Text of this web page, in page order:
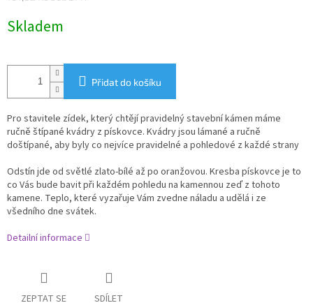
cena:
Skladem
Přidat do košíku
Pro stavitele zídek, který chtějí pravidelný stavební kámen máme
ručně štípané kvádry z pískovce. Kvádry jsou lámané a ručně
doštípané, aby byly co nejvíce pravidelné a pohledové z každé strany
Odstín jde od světlé zlato-bílé až po oranžovou. Kresba pískovce je to
co Vás bude bavit při každém pohledu na kamennou zeď z tohoto
kamene. Teplo, které vyzařuje Vám zvedne náladu a udělá i ze
všedního dne svátek.
Detailní informace
ZEPTAT SE SDÍLET